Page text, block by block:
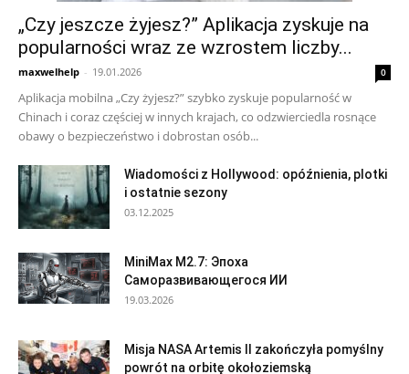
„Czy jeszcze żyjesz?” Aplikacja zyskuje na
popularności wraz ze wzrostem liczby...
maxwelhelp - 19.01.2026 0
Aplikacja mobilna „Czy żyjesz?” szybko zyskuje popularność w
Chinach i coraz częściej w innych krajach, co odzwierciedla rosnące
obawy o bezpieczeństwo i dobrostan osób...
Wiadomości z Hollywood: opóźnienia, plotki
i ostatnie sezony
03.12.2025
MiniMax M2.7: Эпоха
Саморазвивающегося ИИ
19.03.2026
Misja NASA Artemis II zakończyła pomyślny
powrót na orbitę okołoziemską